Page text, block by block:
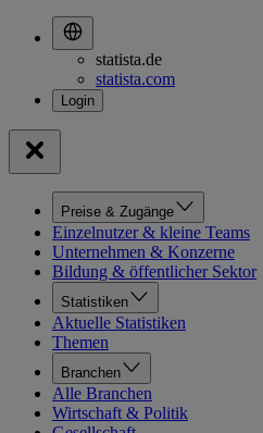
statista.de
statista.com
Preise & Zugänge
Einzelnutzer & kleine Teams
Unternehmen & Konzerne
Bildung & öffentlicher Sektor
Statistiken
Aktuelle Statistiken
Themen
Branchen
Alle Branchen
Wirtschaft & Politik